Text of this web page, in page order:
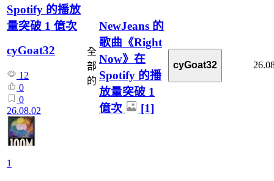
Spotify 的播放
量突破 1 億次
cyGoat32
12
0
0
26.08.02
1
全
部
的
NewJeans 的
歌曲《Right
Now》在
Spotify 的播
放量突破 1
億次
[1]
cyGoat32